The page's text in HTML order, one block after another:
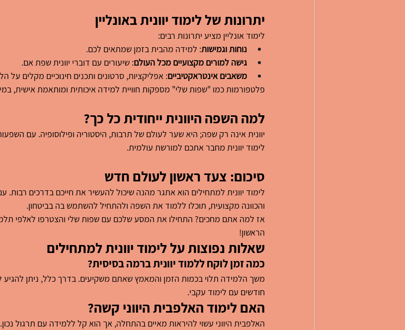
יתרונות של לימוד יוונית באונליין
לימוד אונליין מציע יתרונות רבים:
נוחות וגמישות: למידה מהבית בזמן שמתאים לכם.
גישה למורים מקצועיים מכל העולם: שיעורים עם דוברי יוונית שפת אם.
משאבים אינטראקטיביים: אפליקציות, סרטונים ותכנים חינוכיים מקלים על
פלטפורמות כמו "שפות שלי" מספקות חוויית למידה איכותית ומותאמת אישית,
למה השפה היוונית ייחודית כל כך?
יוונית אינה רק שפה; היא שער לעולם של תרבות, היסטוריה ופילוסופיה. עם
לימוד יוונית מחבר אתכם למורשת עולמית.
סיכום: צעד ראשון לעולם חדש
לימוד יוונית למתחילים הוא אתגר מהנה שיכול להעשיר את חייכם בדרכים רבות.
והכוונה מקצועית, תוכלו ללמוד את השפה ולהתחיל להשתמש בה בביטחון.
אז למה אתם מחכים? התחילו את המסע שלכם עם שפות שלי והצטרפו לאלפי
הראשון!
שאלות נפוצות על לימוד יוונית למתחילים
כמה זמן לוקח ללמוד יוונית ברמה בסיסית?
חודשים עם לימוד עקבי.
האם לימוד האלפבית היווני קשה?
האלפבית היווני עשוי להיראות מאיים בהתחלה, אך הוא קל ללמידה עם תרגול